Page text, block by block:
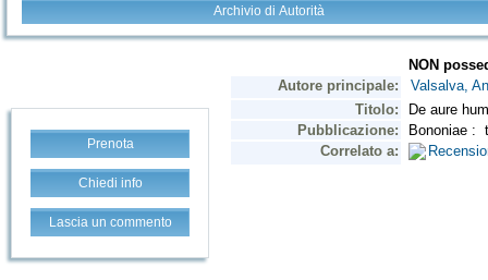
Archivio di Autorità
Prenota
Chiedi info
Lascia un commento